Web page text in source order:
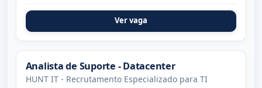
Ver vaga
Analista de Suporte - Datacenter
HUNT IT - Recrutamento Especializado para TI